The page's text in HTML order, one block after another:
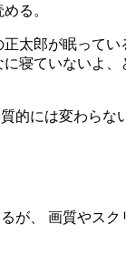
る。
太郎が眠って
寝ていないよ
的には変わらな
、 画質やス